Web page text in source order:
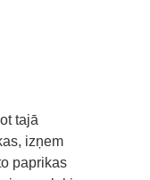
tajā
izņem
paprikas